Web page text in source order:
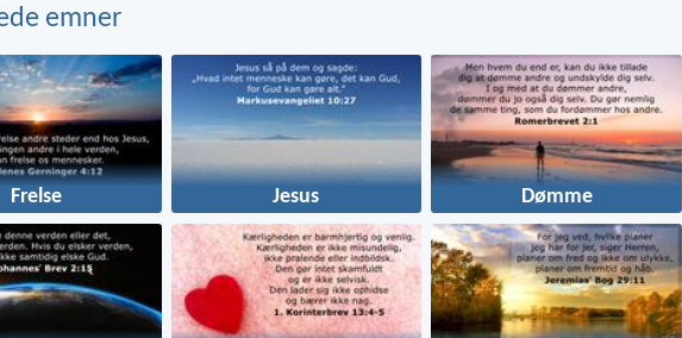
emner
Frelse Jesus Dømme